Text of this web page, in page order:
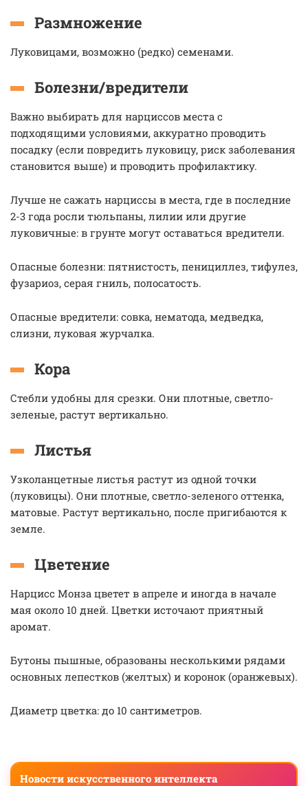
Размножение
Луковицами, возможно (редко) семенами.
Болезни/вредители
Важно выбирать для нарциссов места с
подходящими условиями, аккуратно проводить
посадку (если повредить луковицу, риск заболевания
становится выше) и проводить профилактику.
Лучше не сажать нарциссы в места, где в последние
2-3 года росли тюльпаны, лилии или другие
луковичные: в грунте могут оставаться вредители.
Опасные болезни: пятнистость, пенициллез, тифулез,
фузариоз, серая гниль, полосатость.
Опасные вредители: совка, нематода, медведка,
слизни, луковая журчалка.
Кора
Стебли удобны для срезки. Они плотные, светло-
зеленые, растут вертикально.
Листья
Узколанцетные листья растут из одной точки
(луковицы). Они плотные, светло-зеленого оттенка,
матовые. Растут вертикально, после пригибаются к
земле.
Цветение
Нарцисс Монза цветет в апреле и иногда в начале
мая около 10 дней. Цветки источают приятный
аромат.
Бутоны пышные, образованы несколькими рядами
основных лепестков (желтых) и коронок (оранжевых).
Диаметр цветка: до 10 сантиметров.
Новости искусственного интеллекта